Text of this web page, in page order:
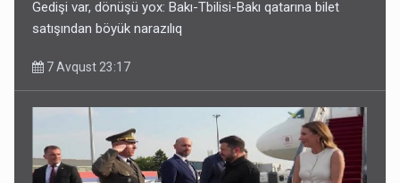
Gedişi var, dönüşü yox: Bakı-Tbilisi-Bakı qatarına bilet
satışından böyük narazılıq
7 Avqust 23:17